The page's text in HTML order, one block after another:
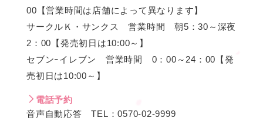
00【営業時間は店舗によって異なります】
サークルＫ・サンクス 営業時間 朝5：30～深夜
2：00【発売初日は10:00～】
セブンｰイレブン 営業時間 0：00～24：00【発
売初日は10:00～】
電話予約
音声自動応答 TEL：0570-02-9999